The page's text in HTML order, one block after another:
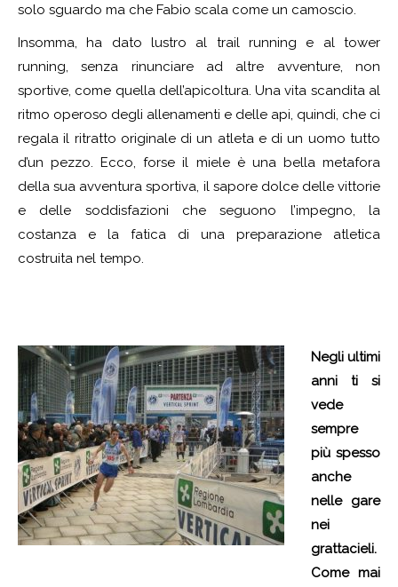
solo sguardo ma che Fabio scala come un camoscio.
Insomma, ha dato lustro al trail running e al tower
running, senza rinunciare ad altre avventure, non
sportive, come quella dell’apicoltura. Una vita scandita al
ritmo operoso degli allenamenti e delle api, quindi, che ci
regala il ritratto originale di un atleta e di un uomo tutto
d’un pezzo. Ecco, forse il miele è una bella metafora
della sua avventura sportiva, il sapore dolce delle vittorie
e delle soddisfazioni che seguono l’impegno, la
costanza e la fatica di una preparazione atletica
costruita nel tempo.
Negli ultimi
anni ti si
vede
sempre
più spesso
anche
nelle gare
nei
grattacieli.
Come mai